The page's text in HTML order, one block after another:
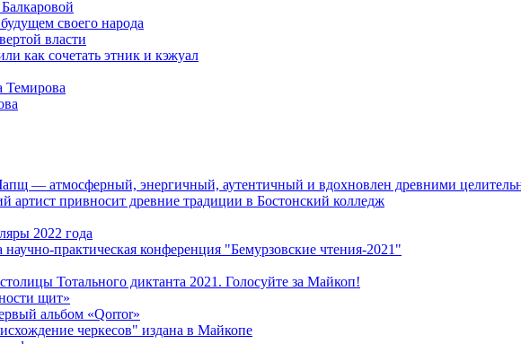
своего народа
власти
как сочетать этник и кэжуал
Темирова
— атмосферный, энергичный, аутентичный и вдохновлен древними
артист привносит древние традиции в Бостонский колледж
2022 года
практическая конференция "Бемурзовские чтения-2021"
Тотального диктанта 2021. Голосуйте за Майкоп!
щит»
альбом «Qorror»
черкесов" издана в Майкопе